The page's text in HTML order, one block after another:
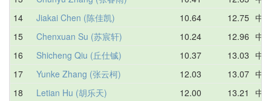
14
Jiakai Chen (陈佳凯) 10.64 12.75 中
15
Chenxuan Su (苏宸轩) 10.24 12.96 中
16
Shicheng Qiu (丘仕铖) 10.37 13.03 中
17
Yunke Zhang (张云柯) 12.03 13.07 中
18
Letian Hu (胡乐天) 12.00 13.21
中